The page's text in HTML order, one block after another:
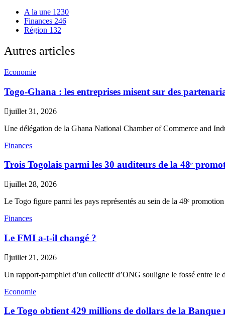
A la une 1230
Finances 246
Région 132
Autres articles
Economie
Togo-Ghana : les entreprises misent sur des
juillet 31, 2026
Une délégation de la Ghana National Chamber of Commerce and
Finances
Trois Togolais parmi les 30 auditeurs de la 48ᵉ
juillet 28, 2026
Le Togo figure parmi les pays représentés au sein de la 48ᵉ
Finances
Le FMI a-t-il changé ?
juillet 21, 2026
Un rapport-pamphlet d’un collectif d’ONG souligne le fossé entre le
Economie
Le Togo obtient 429 millions de dollars de la